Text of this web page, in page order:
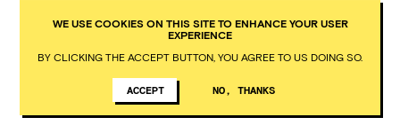
WE USE COOKIES ON THIS SITE TO ENHANCE YOUR USER
EXPERIENCE
BY CLICKING THE ACCEPT BUTTON, YOU AGREE TO US DOING SO.
ACCEPT NO, THANKS